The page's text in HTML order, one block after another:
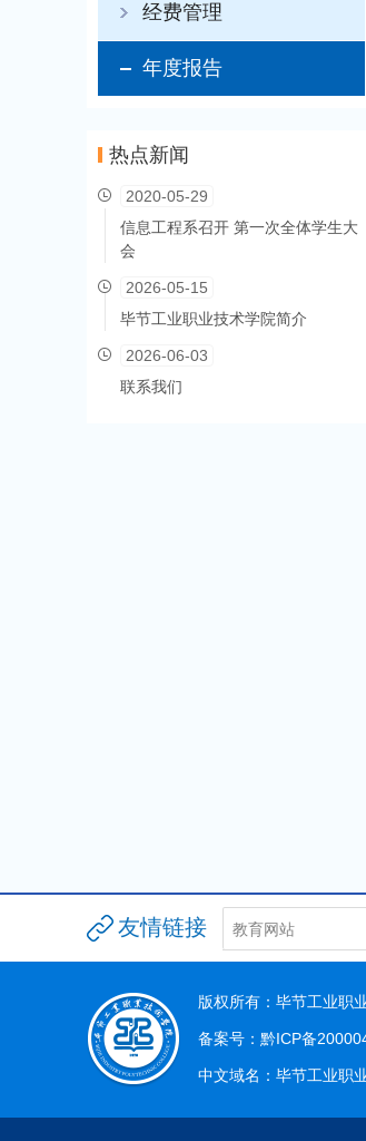
经费管理
年度报告
热点新闻
2020-05-29
信息工程系召开 第一次全体学生大
会
2026-05-15
毕节工业职业技术学院简介
2026-06-03
联系我们
友情链接
教育网站
贵州省教育门户网
贵州省教育厅
高职教育网
版权所有：毕节工业职
备案号：黔ICP备
中文域名：毕节工业职